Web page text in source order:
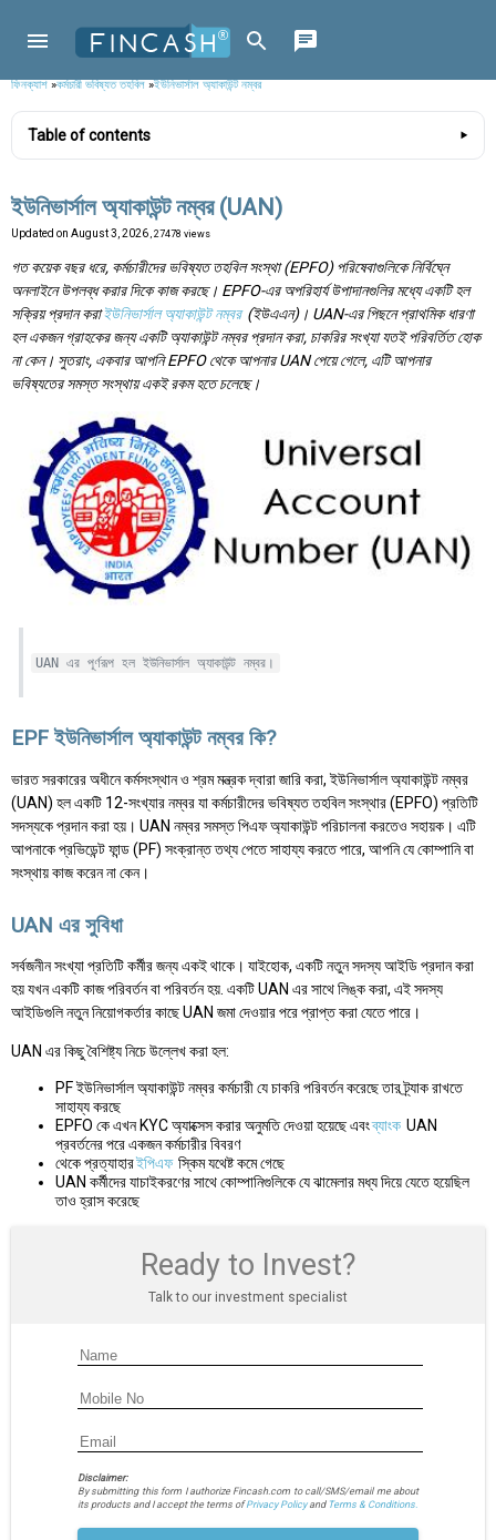
ফিনক্যাশ»কর্মচারী ভবিষ্যত তহবিল»ইউনিভার্সাল অ্যাকাউন্ট নম্বর
Table of contents
ইউনিভার্সাল অ্যাকাউন্ট নম্বর (UAN)
Updated on August 3, 2026 , 27478 views
গত কয়েক বছর ধরে, কর্মচারীদের ভবিষ্যত তহবিল সংস্থা (EPFO) পরিষেবাগুলিকে নির্বিঘ্নে
অনলাইনে উপলব্ধ করার দিকে কাজ করছে। EPFO-এর অপরিহার্য উপাদানগুলির মধ্যে একটি হল
সক্রিয় প্রদান করাইউনিভার্সাল অ্যাকাউন্ট নম্বর (ইউএএন)। UAN-এর পিছনে প্রাথমিক ধারণা
হল একজন গ্রাহকের জন্য একটি অ্যাকাউন্ট নম্বর প্রদান করা, চাকরির সংখ্যা যতই পরিবর্তিত হোক
না কেন। সুতরাং, একবার আপনি EPFO থেকে আপনার UAN পেয়ে গেলে, এটি আপনার
ভবিষ্যতের সমস্ত সংস্থায় একই রকম হতে চলেছে।
UAN এর পূর্ণরূপ হল ইউনিভার্সাল অ্যাকাউন্ট নম্বর।
EPF ইউনিভার্সাল অ্যাকাউন্ট নম্বর কি?
ভারত সরকারের অধীনে কর্মসংস্থান ও শ্রম মন্ত্রক দ্বারা জারি করা, ইউনিভার্সাল অ্যাকাউন্ট নম্বর
(UAN) হল একটি 12-সংখ্যার নম্বর যা কর্মচারীদের ভবিষ্যত তহবিল সংস্থার (EPFO) প্রতিটি
সদস্যকে প্রদান করা হয়। UAN নম্বর সমস্ত পিএফ অ্যাকাউন্ট পরিচালনা করতেও সহায়ক। এটি
আপনাকে প্রভিডেন্ট ফান্ড (PF) সংক্রান্ত তথ্য পেতে সাহায্য করতে পারে, আপনি যে কোম্পানি বা
সংস্থায় কাজ করেন না কেন।
UAN এর সুবিধা
সর্বজনীন সংখ্যা প্রতিটি কর্মীর জন্য একই থাকে। যাইহোক, একটি নতুন সদস্য আইডি প্রদান করা
হয় যখন একটি কাজ পরিবর্তন বা পরিবর্তন হয়. একটি UAN এর সাথে লিঙ্ক করা, এই সদস্য
আইডিগুলি নতুন নিয়োগকর্তার কাছে UAN জমা দেওয়ার পরে প্রাপ্ত করা যেতে পারে।
UAN এর কিছু বৈশিষ্ট্য নিচে উল্লেখ করা হল:
PF ইউনিভার্সাল অ্যাকাউন্ট নম্বর কর্মচারী যে চাকরি পরিবর্তন করেছে তার ট্র্যাক রাখতে
সাহায্য করছে
EPFO কে এখন KYC অ্যাক্সেস করার অনুমতি দেওয়া হয়েছে এবংব্যাংক UAN
প্রবর্তনের পরে একজন কর্মচারীর বিবরণ
থেকে প্রত্যাহারইপিএফ স্কিম যথেষ্ট কমে গেছে
UAN কর্মীদের যাচাইকরণের সাথে কোম্পানিগুলিকে যে ঝামেলার মধ্য দিয়ে যেতে হয়েছিল
তাও হ্রাস করেছে
Ready to Invest?
Talk to our investment specialist
Disclaimer:
By submitting this form I authorize Fincash.com to call/SMS/email me about
its products and I accept the terms ofPrivacy Policyand Terms & Conditions.